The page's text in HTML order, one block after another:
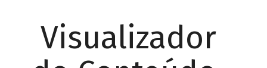
Visualizador